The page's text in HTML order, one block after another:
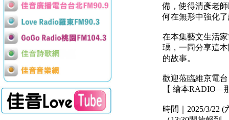
備，使得清彥老
何在無形中強化
在本集藝文生活
瑀，一同分享這
的故事。
歡迎蒞臨維京電
【 繪本RADIO—
時間｜2025/3/22 (